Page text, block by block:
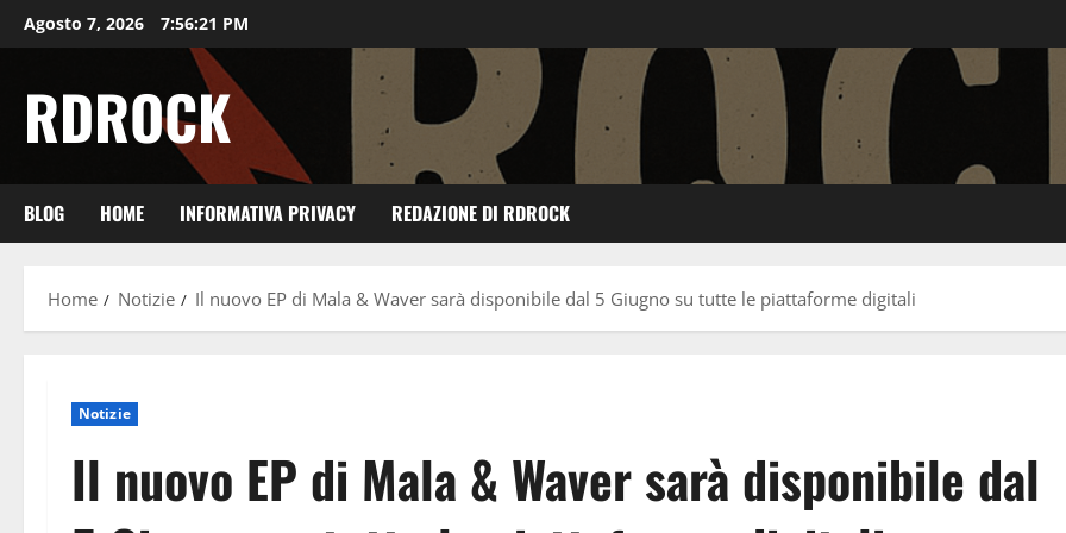
al
Agosto 7, 2026 7:56:23 PM
RDROCK
BLOG HOME INFORMATIVA PRIVACY REDAZIONE DI RDROCK
Home Notizie Il nuovo EP di Mala & Waver sarà disponibile dal 5 Giugno su tutte le piattaforme digitali
Notizie
Il nuovo EP di Mala & Waver sarà disponibile dal